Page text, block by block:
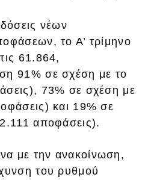
νέων
το Α’ τρίμηνο
61.864,
91% σε σχέση με το
73% σε σχέση με
και 19% σε
αποφάσεις).
με την ανακοίνωση,
του ρυθμού